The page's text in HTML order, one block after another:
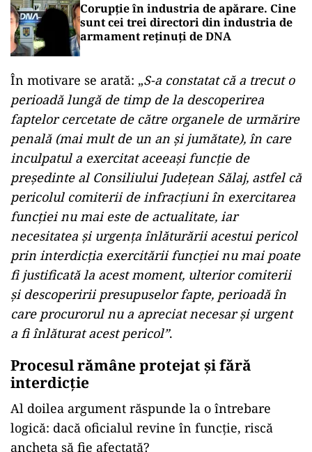
Corupție în industria de apărare. Cine
sunt cei trei directori din industria de
armament reținuți de DNA
În motivare se arată: „S-a constatat că a trecut o
perioadă lungă de timp de la descoperirea
faptelor cercetate de către organele de urmărire
penală (mai mult de un an şi jumătate), în care
inculpatul a exercitat aceeaşi funcţie de
preşedinte al Consiliului Judeţean Sălaj, astfel că
pericolul comiterii de infracţiuni în exercitarea
funcţiei nu mai este de actualitate, iar
necesitatea şi urgenţa înlăturării acestui pericol
prin interdicţia exercitării funcţiei nu mai poate
fi justificată la acest moment, ulterior comiterii
şi descoperirii presupuselor fapte, perioadă în
care procurorul nu a apreciat necesar şi urgent
a fi înlăturat acest pericol”.
Procesul rămâne protejat și fără
interdicție
Al doilea argument răspunde la o întrebare
logică: dacă oficialul revine în funcție, riscă
ancheta să fie afectată?